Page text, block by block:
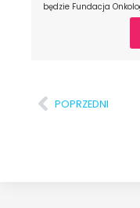
będzie Fundacja
POPRZEDNI